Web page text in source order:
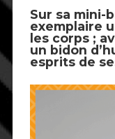
Sur sa mini-
exemplaire
les corps ;
un bidon
esprits de